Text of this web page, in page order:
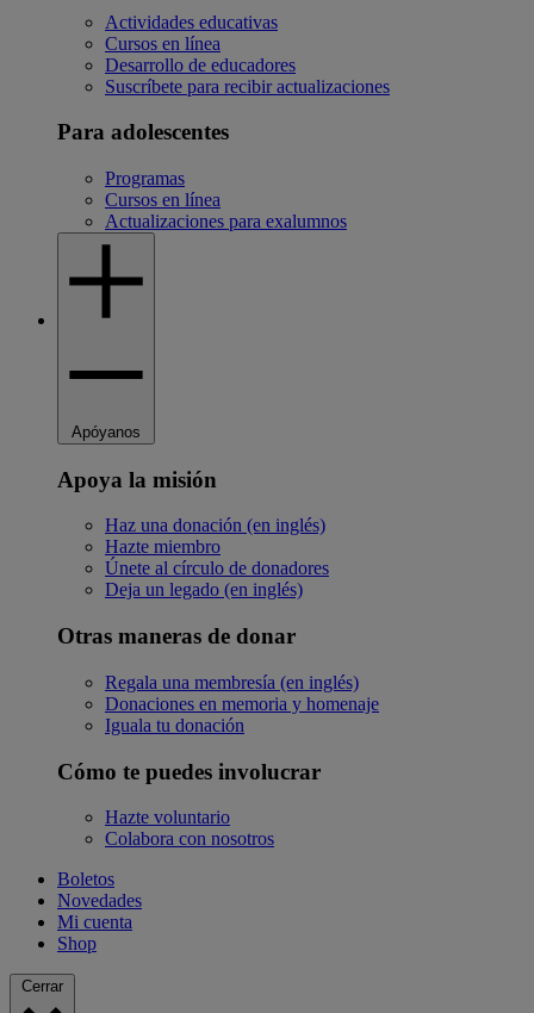
Actividades educativas
Cursos en línea
Desarrollo de educadores
Suscríbete para recibir actualizaciones
Para adolescentes
Programas
Cursos en línea
Actualizaciones para exalumnos
Apóyanos
Apoya la misión
Haz una donación (en inglés)
Hazte miembro
Únete al círculo de donadores
Deja un legado (en inglés)
Otras maneras de donar
Regala una membresía (en inglés)
Donaciones en memoria y homenaje
Iguala tu donación
Cómo te puedes involucrar
Hazte voluntario
Colabora con nosotros
Boletos
Novedades
Mi cuenta
Shop
Cerrar